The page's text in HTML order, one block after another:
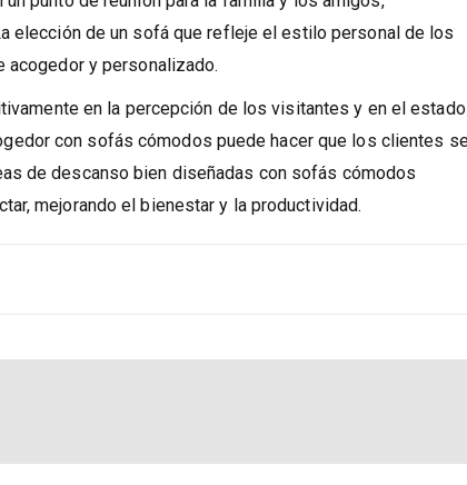
tienen un impacto psicológico y social significativo. En
punto de reunión para la familia y los amigos,
de un sofá que refleje el estilo personal de los
acogedor y personalizado.
en la percepción de los visitantes y en el estado
con sofás cómodos puede hacer que los clientes se
de descanso bien diseñadas con sofás cómodos